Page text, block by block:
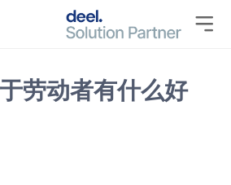

劳动者有什么好